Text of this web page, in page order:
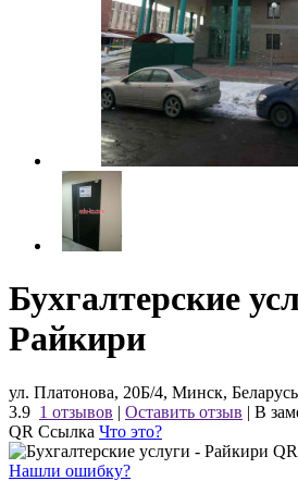
Бухгалтерские
Райкири
ул. Платонова, 20Б/4, Минск, Беларусь
3.9 1 отзывов | Оставить отзыв | В
QR Ссылка Что это?
Нашли ошибку?